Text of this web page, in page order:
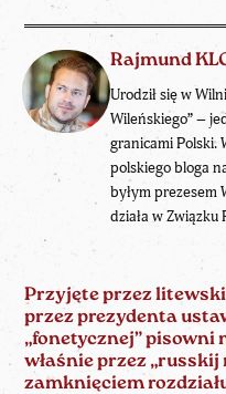
Rajmund
Urodził się w
Wileńskiego” –
granicami Polski.
polskiego bloga
byłym prezesem
działa w
Przyjęte przez
przez prezydenta
„fonetycznej” pisowni
właśnie przez „russkij
zamknięciem